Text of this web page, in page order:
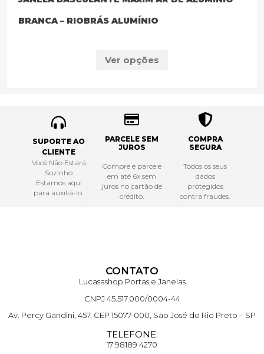
BRANCA – RIOBRÁS ALUMÍNIO
Ver opções
SUPORTE AO
CLIENTE
Você Não Estará
Sozinho
Estamos aqui
para auxiliá-lo.
PARCELE SEM
JUROS
Compre e parcele
em até 6x sem
juros no cartão de
crédito.
COMPRA
SEGURA
Todos os seus
dados
protegidos
contra fraudes.
CONTATO
Lucasashop Portas e Janelas
CNPJ 45.517.000/0004-44
Av. Percy Gandini, 457, CEP 15077-000, São José do Rio Preto – SP
TELEFONE:
17 98189 4270